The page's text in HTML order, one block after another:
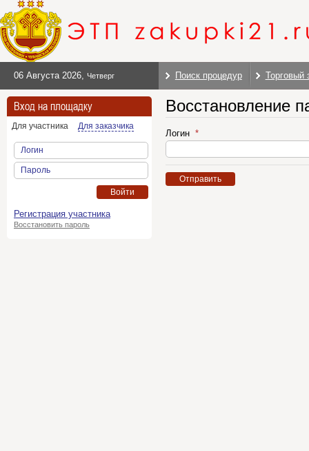
06 Августа 2026, Четверг Поиск процедур Торговый
Вход на площадку
Для участника Для заказчика
Логин
Пароль
Войти
Регистрация участника
Восстановить пароль
Восстановление
Логин
Отправить